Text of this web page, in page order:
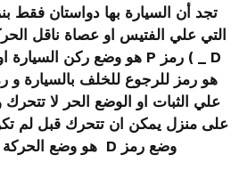
تجد أن السيارة بها دواستان فقط
علي الثبات او الوضع الحر لا تتحرك
على منزل يمكن ان تتحرك قبل لم
وضع رمز D هو وضع الحركة بالسيارة للامام.